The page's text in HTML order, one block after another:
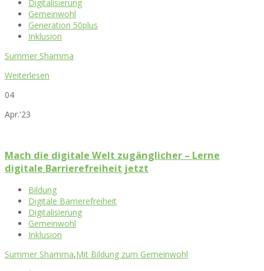
Digitalisierung
Gemeinwohl
Generation 50plus
Inklusion
Summer Shamma
Weiterlesen
04
Apr.'23
Mach die digitale Welt zugänglicher – Lerne
digitale Barrierefreiheit jetzt
Bildung
Digitale Barrierefreiheit
Digitalisierung
Gemeinwohl
Inklusion
Summer Shamma,Mit Bildung zum Gemeinwohl